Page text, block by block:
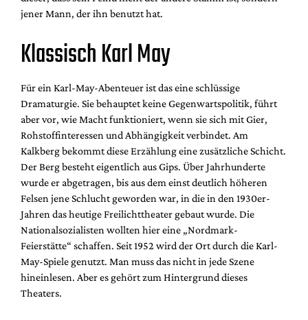
jener Mann, der ihn benutzt hat.
Klassisch Karl May
Für ein Karl-May-Abenteuer ist das eine schlüssige
Dramaturgie. Sie behauptet keine Gegenwartspolitik, führt
aber vor, wie Macht funktioniert, wenn sie sich mit Gier,
Rohstoffinteressen und Abhängigkeit verbindet. Am
Kalkberg bekommt diese Erzählung eine zusätzliche Schicht.
Der Berg besteht eigentlich aus Gips. Über Jahrhunderte
wurde er abgetragen, bis aus dem einst deutlich höheren
Felsen jene Schlucht geworden war, in die in den 1930er-
Jahren das heutige Freilichttheater gebaut wurde. Die
Nationalsozialisten wollten hier eine „Nordmark-
Feierstätte“ schaffen. Seit 1952 wird der Ort durch die Karl-
May-Spiele genutzt. Man muss das nicht in jede Szene
hineinlesen. Aber es gehört zum Hintergrund dieses
Theaters.